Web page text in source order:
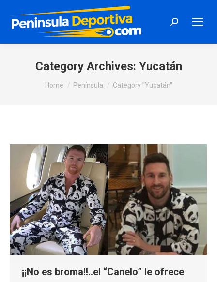
Search:
Category Archives: Yucatán
You are here:
Home Península Category "Yucatán"
¡¡No es broma!!..el “Canelo” le ofrece